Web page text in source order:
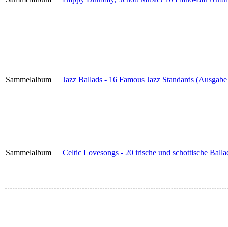
Sammelalbum Jazz Ballads - 16 Famous Jazz Standards
Sammelalbum Celtic Lovesongs - 20 irische und schottische